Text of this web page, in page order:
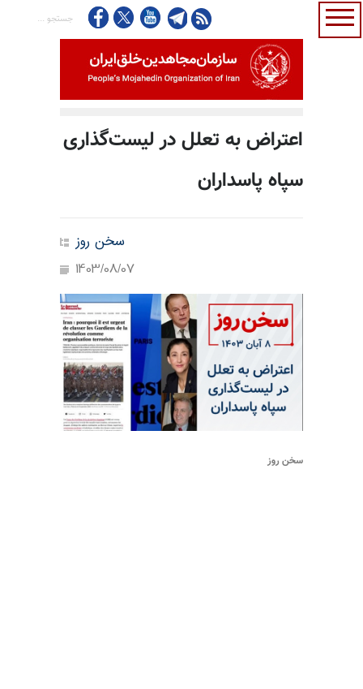
اعتراض به تعلل در لیست‌گذاری
سپاه پاسداران
سخن روز
1403/08/07
سخن روز